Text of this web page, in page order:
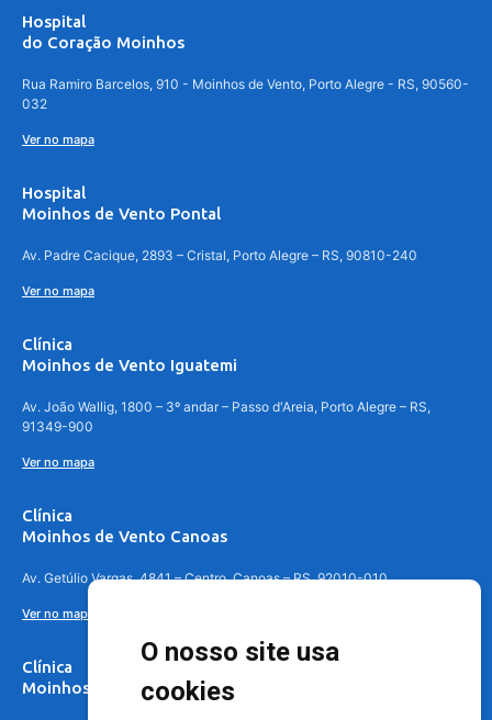
O nosso site usa
cookies
Hospital
do Coração Moinhos
Rua Ramiro Barcelos, 910 - Moinhos de Vento, Porto Alegre - RS, 90560-
032
Ver no mapa
Hospital
Moinhos de Vento Pontal
Av. Padre Cacique, 2893 – Cristal, Porto Alegre – RS, 90810-240
Ver no mapa
Clínica
Moinhos de Vento Iguatemi
Av. João Wallig, 1800 – 3º andar – Passo d'Areia, Porto Alegre – RS,
91349-900
Ver no mapa
Clínica
Moinhos de Vento Canoas
Av. Getúlio Vargas, 4841 – Centro, Canoas – RS, 92010-010
Ver no mapa
Clínica
Moinhos de Vento - Teresópolis